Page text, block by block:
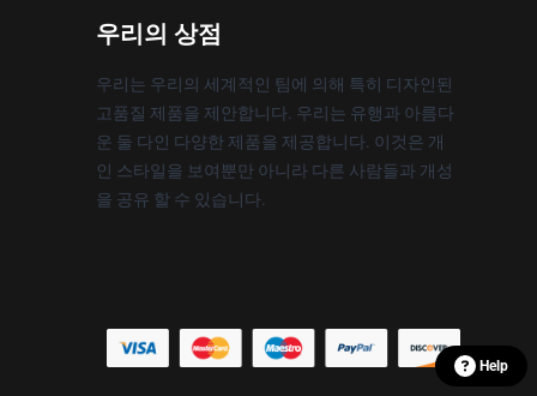
우리의 상점
우리는 우리의 세계적인 팀에 의해 특히 디자인된
고품질 제품을 제안합니다. 우리는 유행과 아름다
운 둘 다인 다양한 제품을 제공합니다. 이것은 개
인 스타일을 보여뿐만 아니라 다른 사람들과 개성
을 공유 할 수 있습니다.
Help